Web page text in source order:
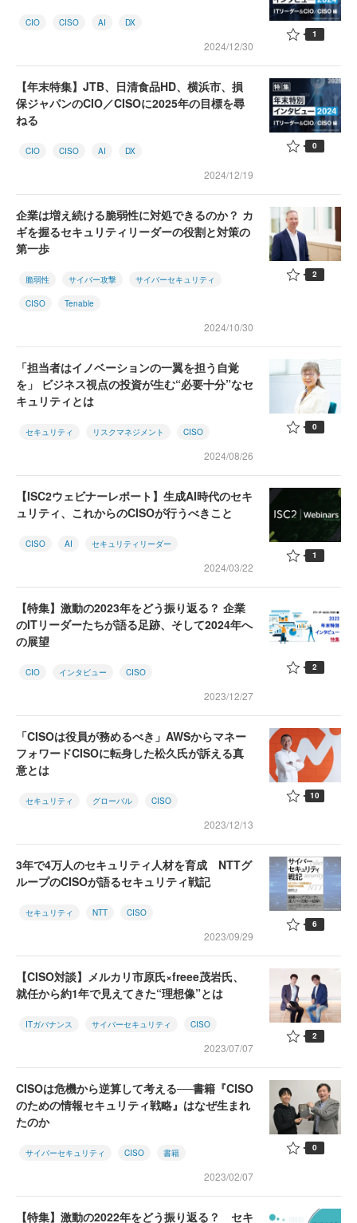
CIO CISO AI DX
2024/12/30
1
【年末特集】JTB、日清食品HD、横浜市、損
保ジャパンのCIO／CISOに2025年の目標を尋
ねる
CIO CISO AI DX
2024/12/19
0
企業は増え続ける脆弱性に対処できるのか？ カ
ギを握るセキュリティリーダーの役割と対策の
第一歩
脆弱性 サイバー攻撃 サイバーセキュリティ
CISO Tenable
2024/10/30
2
「担当者はイノベーションの一翼を担う自覚
を」 ビジネス視点の投資が生む“必要十分”なセ
キュリティとは
セキュリティ リスクマネジメント CISO
2024/08/26
0
【ISC2ウェビナーレポート】生成AI時代のセキ
ュリティ、これからのCISOが行うべきこと
CISO AI セキュリティリーダー
2024/03/22
1
【特集】激動の2023年をどう振り返る？ 企業
のITリーダーたちが語る足跡、そして2024年へ
の展望
CIO インタビュー CISO
2023/12/27
2
「CISOは役員が務めるべき」AWSからマネー
フォワードCISOに転身した松久氏が訴える真
意とは
セキュリティ グローバル CISO
2023/12/13
10
3年で4万人のセキュリティ人材を育成 NTTグ
ループのCISOが語るセキュリティ戦記
セキュリティ NTT CISO
2023/09/29
6
【CISO対談】メルカリ市原氏×freee茂岩氏、
就任から約1年で見えてきた“理想像”とは
ITガバナンス サイバーセキュリティ CISO
2023/07/07
2
CISOは危機から逆算して考える──書籍『CISO
のための情報セキュリティ戦略』はなぜ生まれ
たのか
サイバーセキュリティ CISO 書籍
2023/02/07
0
【特集】激動の2022年をどう振り返る？ セキ